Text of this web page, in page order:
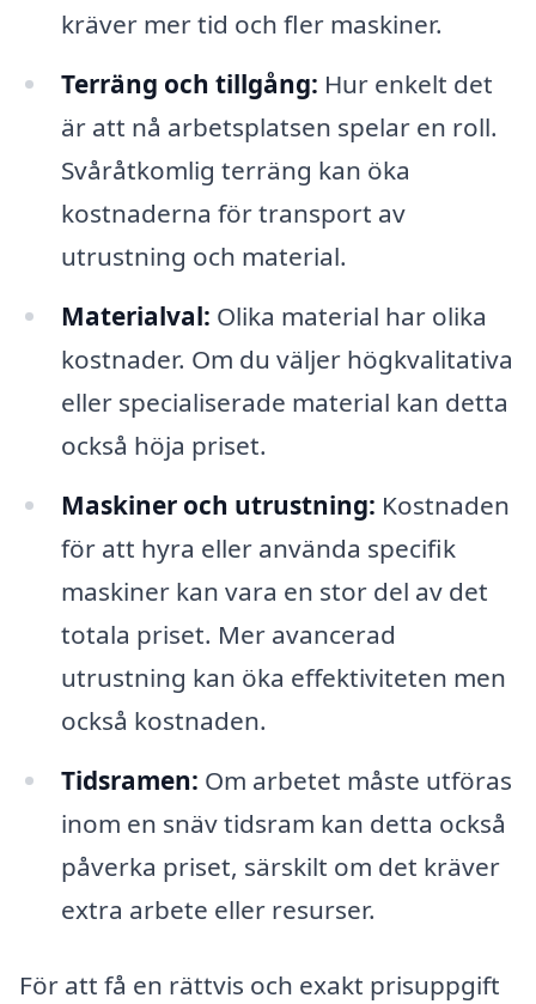
kräver mer tid och fler maskiner.
Terräng och tillgång: Hur enkelt det
är att nå arbetsplatsen spelar en roll.
Svåråtkomlig terräng kan öka
kostnaderna för transport av
utrustning och material.
Materialval: Olika material har olika
kostnader. Om du väljer högkvalitativa
eller specialiserade material kan detta
också höja priset.
Maskiner och utrustning: Kostnaden
för att hyra eller använda specifik
maskiner kan vara en stor del av det
totala priset. Mer avancerad
utrustning kan öka effektiviteten men
också kostnaden.
Tidsramen: Om arbetet måste utföras
inom en snäv tidsram kan detta också
påverka priset, särskilt om det kräver
extra arbete eller resurser.
För att få en rättvis och exakt prisuppgift